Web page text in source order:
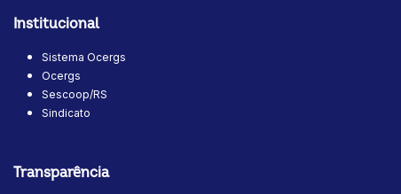
Institucional
Sistema Ocergs
Ocergs
Sescoop/RS
Sindicato
Transparência